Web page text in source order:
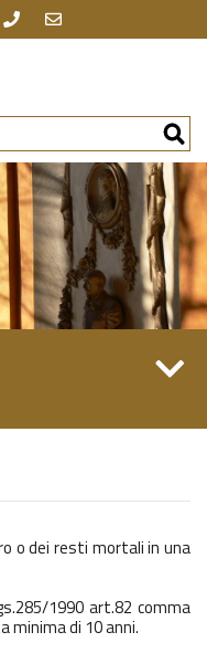
o dei resti mortali in una
1990 art.82 comma
minima di 10 anni.